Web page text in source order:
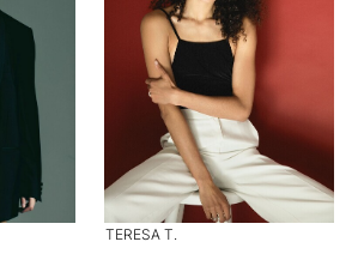
TERESA T.